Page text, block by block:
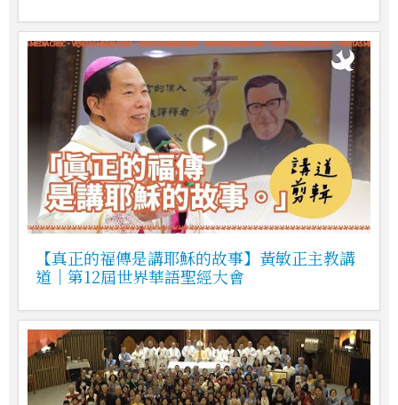
【真正的福傳是講耶穌的故事】黃敏正主教講
道｜第12屆世界華語聖經大會